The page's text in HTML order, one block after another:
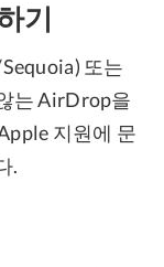
기
또는
는 AirDrop을
지원에 문
.